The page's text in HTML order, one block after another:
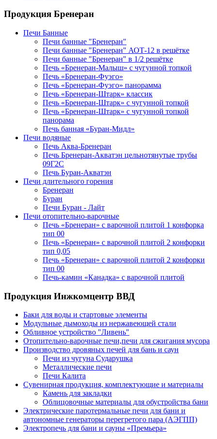
Продукция Бренеран
Печи Банные
Печи банные "Бренеран"
Печи банные "Бренеран" АОТ-12 в решётке
Печи банные "Бренеран" в 1/2 решётке
Печь «Бренеран-Малыш» с чугунной топкой
Печь «Бренеран-Фуэго»
Печь «Бренеран-Фуэго» панорамма
Печь «Бренеран-Штарк» классик
Печь «Бренеран-Штарк» с чугунной топкой
Печь «Бренеран-Штарк» с чугунной топкой
панорама
Печь банная «Буран-Мидл»
Печи водяные
Печь Аква-Бренеран
Печь Бренеран-Акватэн цельнотянутые трубы
09Г2С
Печь Буран-Акватэн
Печи длительного горения
Бренеран
Буран
Печи Буран - Лайт
Печи отопительно-варочные
Печь «Бренеран» с варочной плитой 1 конфорка
тип 00
Печь «Бренеран» с варочной плитой 2 конфорки
тип 0,05
Печь «Бренеран» с варочной плитой 2 конфорки
тип 00
Печь-камин «Канадка» с варочной плитой
Продукция Инжкомцентр ВВД
Баки для воды и стартовые элементы
Модульные дымоходы из нержавеющей стали
Обливное устройство "Ливень"
Отопительно-варочные печи,печи для сжигания мусора
Производство дровяных печей для бань и саун
Печи из чугуна Сударушка
Металлические печи
Печи Калита
Сувенирная продукция, комплектующие и материалы
Камень для закладки
Облицовочные материалы для обустройства бани
Электрические паротермальные печи для бани и
автономные генераторы перегретого пара (АЭГПП)
Электропечь для бани и сауны «Премьера»